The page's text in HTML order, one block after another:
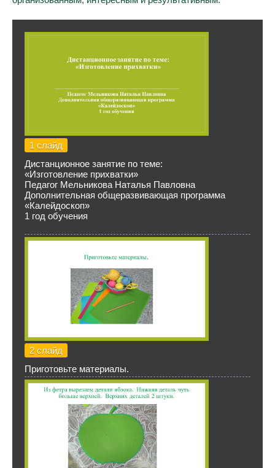
1 слайд
Дистанционное занятие по теме:
«Изготовление прихватки»
Педагог Мельникова Наталья Павловна
Дополнительная общеразвивающая программа
«Калейдоскоп»
1 год обучения
2 слайд
Приготовьте материалы.